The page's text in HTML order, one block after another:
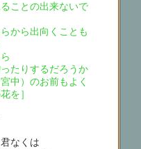
ことの出来ないで
ら出向くことも
りするだろうか
のお前もよく
を］
くは